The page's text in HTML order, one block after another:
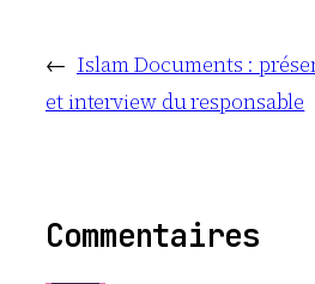
← Islam Documents :
et interview du responsable
Commentaires